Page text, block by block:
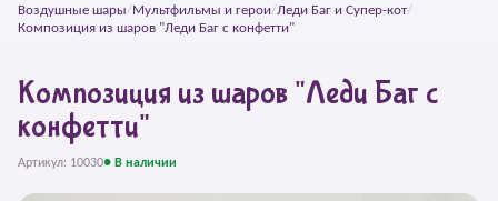
Воздушные шары/Мультфильмы и герои/Леди Баг и Супер-кот/
Композиция из шаров "Леди Баг с конфетти"
Композиция из шаров "Леди Баг с
конфетти"
Артикул: 10030● В наличии